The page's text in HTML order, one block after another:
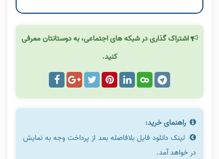
اشتراک گذاری در شبکه های اجتماعی، به دوستانتان معرفی
کنید.
راهنمای خرید:
لینک دانلود فایل بلافاصله بعد از پرداخت وجه به نمایش
در خواهد آمد.